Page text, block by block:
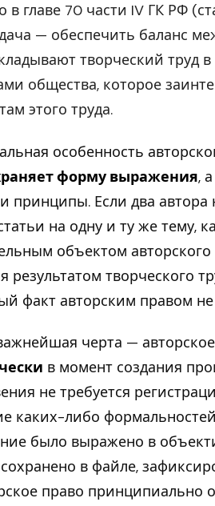
в главе 70 части IV ГК РФ
— обеспечить баланс
творческий труд
общества, которое
этого труда.
особенность
форму выражения,
принципы. Если два автора
на одну и ту же тему,
объектом
результатом творческого
факт авторским правом
черта —
в момент создания
не требуется
каких-либо
было выражено в
в файле,
право принципиально